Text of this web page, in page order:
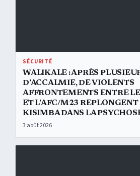
SÉCURITÉ
WALIKALE : APRÈS
D’ACCALMIE, DE VIOLENTS
AFFRONTEMENTS ENTRE
ET L’AFC/M23
KISIMBA DANS LA
3 août 2026